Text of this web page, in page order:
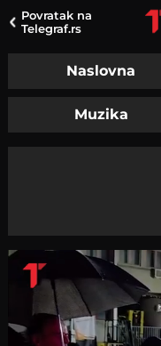
Povratak na
Telegraf.rs
Naslovna
Muzika